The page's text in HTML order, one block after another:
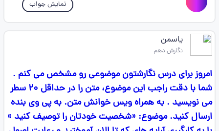
نمایش جواب
یاسمن
نگارش دهم
امروز برای درس نگارشتون موضوعی رو مشخص می کنم .
شما با دقت راجب این موضوع، متن را در حداقل ۲۰ سطر
می نویسید . به همراه ویس خوانش متن. به پی وی بنده
ارسال کنید. موضوع: «شخصیت خودتان را توصیف کنید »